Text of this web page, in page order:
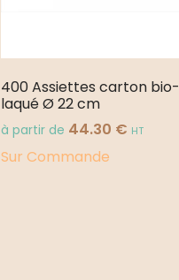
400 Assiettes carton bio-
laqué Ø 22 cm
à partir de 44.30 € HT
Sur Commande